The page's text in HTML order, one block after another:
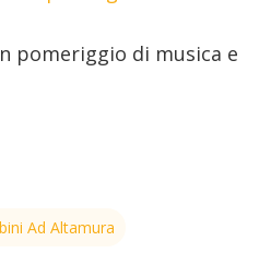
pomeriggio di musica e
Ad Altamura